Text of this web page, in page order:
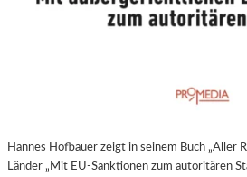
Hannes Hofbauer zeigt in seinem Buch „Aller
Länder „Mit EU-Sanktionen zum autoritären